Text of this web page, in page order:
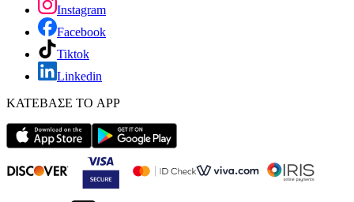
Instagram
Facebook
Tiktok
Linkedin
ΚΑΤΕΒΑΣΕ ΤΟ APP